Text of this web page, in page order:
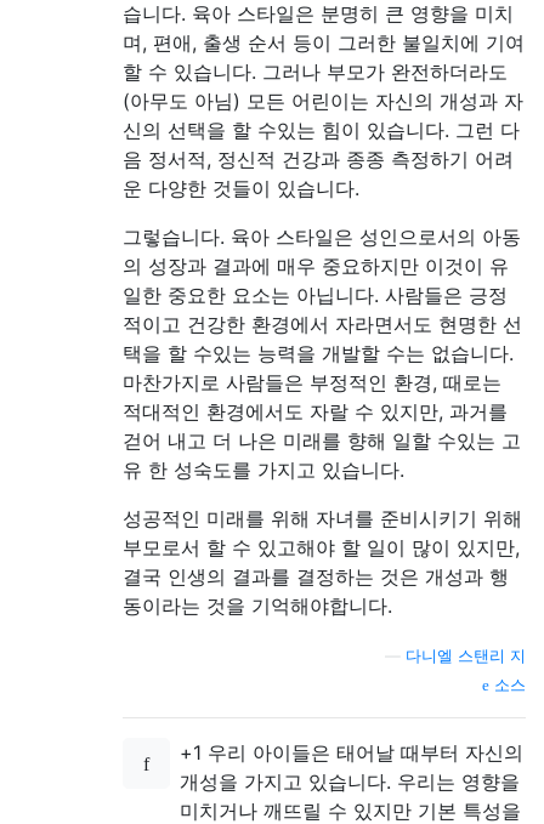
습니다. 육아 스타일은 분명히 큰 영향을 미치
며, 편애, 출생 순서 등이 그러한 불일치에 기여
할 수 있습니다. 그러나 부모가 완전하더라도
(아무도 아님) 모든 어린이는 자신의 개성과 자
신의 선택을 할 수있는 힘이 있습니다. 그런 다
음 정서적, 정신적 건강과 종종 측정하기 어려
운 다양한 것들이 있습니다.
그렇습니다. 육아 스타일은 성인으로서의 아동
의 성장과 결과에 매우 중요하지만 이것이 유
일한 중요한 요소는 아닙니다. 사람들은 긍정
적이고 건강한 환경에서 자라면서도 현명한 선
택을 할 수있는 능력을 개발할 수는 없습니다.
마찬가지로 사람들은 부정적인 환경, 때로는
적대적인 환경에서도 자랄 수 있지만, 과거를
걷어 내고 더 나은 미래를 향해 일할 수있는 고
유 한 성숙도를 가지고 있습니다.
성공적인 미래를 위해 자녀를 준비시키기 위해
부모로서 할 수 있고해야 할 일이 많이 있지만,
결국 인생의 결과를 결정하는 것은 개성과 행
동이라는 것을 기억해야합니다.
다니엘 스탠리 지
소스
+1 우리 아이들은 태어날 때부터 자신의
개성을 가지고 있습니다. 우리는 영향을
미치거나 깨뜨릴 수 있지만 기본 특성을